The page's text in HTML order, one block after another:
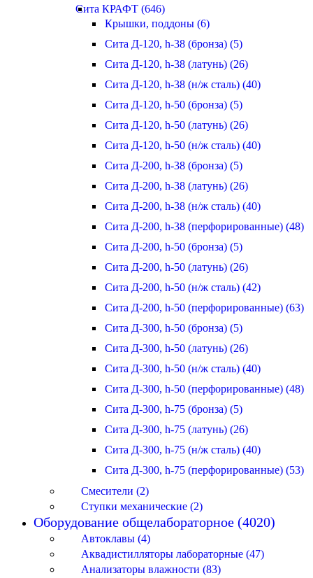
Сита КРАФТ (646)
Крышки, поддоны (6)
Сита Д-120, h-38 (бронза) (5)
Сита Д-120, h-38 (латунь) (26)
Сита Д-120, h-38 (н/ж сталь) (40)
Сита Д-120, h-50 (бронза) (5)
Сита Д-120, h-50 (латунь) (26)
Сита Д-120, h-50 (н/ж сталь) (40)
Сита Д-200, h-38 (бронза) (5)
Сита Д-200, h-38 (латунь) (26)
Сита Д-200, h-38 (н/ж сталь) (40)
Сита Д-200, h-38 (перфорированные) (48)
Сита Д-200, h-50 (бронза) (5)
Сита Д-200, h-50 (латунь) (26)
Сита Д-200, h-50 (н/ж сталь) (42)
Сита Д-200, h-50 (перфорированные) (63)
Сита Д-300, h-50 (бронза) (5)
Сита Д-300, h-50 (латунь) (26)
Сита Д-300, h-50 (н/ж сталь) (40)
Сита Д-300, h-50 (перфорированные) (48)
Сита Д-300, h-75 (бронза) (5)
Сита Д-300, h-75 (латунь) (26)
Сита Д-300, h-75 (н/ж сталь) (40)
Сита Д-300, h-75 (перфорированные) (53)
Смесители (2)
Ступки механические (2)
Оборудование общелабораторное (4020)
Автоклавы (4)
Аквадистилляторы лабораторные (47)
Анализаторы влажности (83)